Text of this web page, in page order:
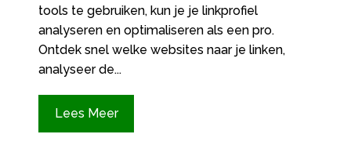
tools te gebruiken, kun je je linkprofiel
analyseren en optimaliseren als een pro.
Ontdek snel welke websites naar je linken,
analyseer de...
Lees Meer